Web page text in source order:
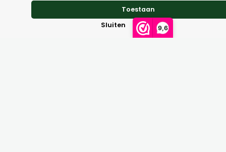
9,6
Toestaan
Sluiten
Similiar products